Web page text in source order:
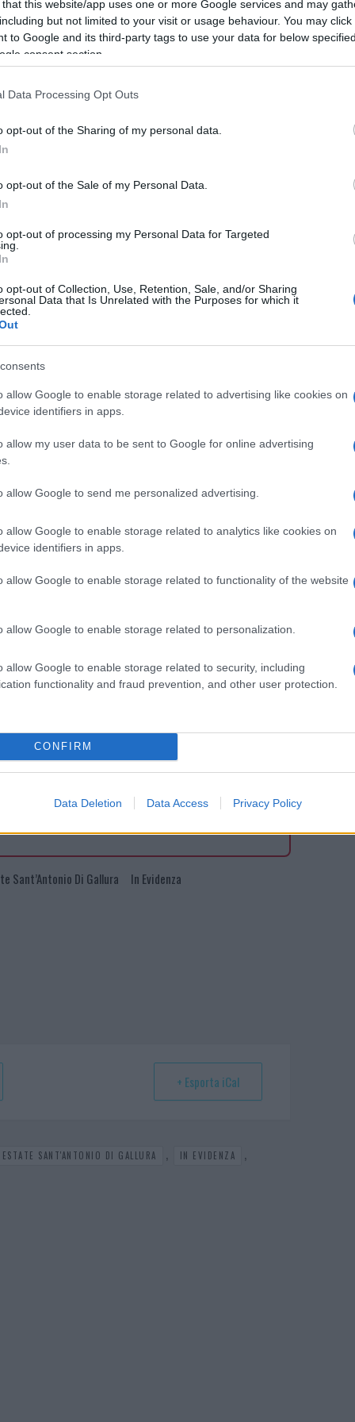
that this website/app uses one or more Google services and may
but not limited to your visit or usage behaviour. You may
to Google and its third-party tags to use your data for below
consent section.
Data Processing Opt Outs
opt-out of the Sharing of my personal data.
opt-out of the Sale of my Personal Data.
opt-out of processing my Personal Data for Targeted
opt-out of Collection, Use, Retention, Sale, and/or Sharing
Data that Is Unrelated with the Purposes for which it
allow Google to enable storage related to advertising like cookies on
identifiers in apps.
allow my user data to be sent to Google for online advertising
allow Google to send me personalized advertising.
allow Google to enable storage related to analytics like cookies on
identifiers in apps.
allow Google to enable storage related to functionality of the website
allow Google to enable storage related to personalization.
allow Google to enable storage related to security, including
functionality and fraud prevention, and other user protection.
CONFIRM
Data Deletion Data Access Privacy Policy
comunale alle 21:30.
sant’Antonese e, dopo la serata
è la volta della serata cinema con
comprò la luna”, del regista Paolo Zucca.
scorso anno, l’idea è quella di dare
sarde.
nella bucolica Sardegna con i suoi
È qui che qualcuno si è permesso di
perché l’abbia fatto. Quando la notizia
arrivando alle orecchie di un’agenzia
segreto
nelle tradizioni sarde, da sempre
terra è originario. Kevin deve scrostarsi via
in quella cultura ripudiata, che,
di sé. Ad aiutarlo in questa immersione
tra il grottesco, il comico e
le sue antiche origini, ma anche chi si è
terrestre e soprattutto perché, scoprendo
sempre le promesse fatte.
nazionali?
nella sezione
Sant’Antonio Di Gallura
In Evidenza
+ Esporta iCal
SANT'ANTONIO DI GALLURA , IN EVIDENZA ,